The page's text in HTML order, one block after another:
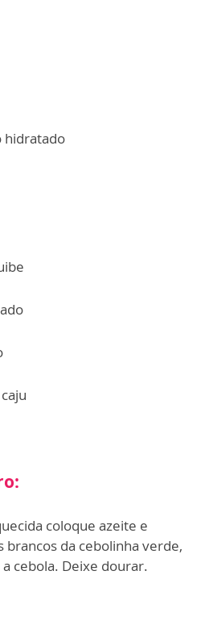
hidratado
coloque azeite e
brancos da cebolinha verde,
cebola. Deixe dourar.